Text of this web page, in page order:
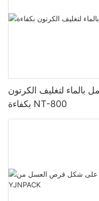
لتغليف الكرتون
بكفاءة NT-800